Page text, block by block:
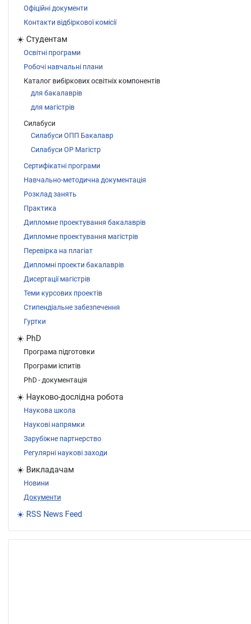
Офіційні документи
Контакти відбіркової комісії
☀️ Студентам
Освітні програми
Робочі навчальні плани
Каталог вибіркових освітніх компонентів
для бакалаврів
для магістрів
Силабуси
Силабуси ОПП Бакалавр
Силабуси ОР Магістр
Сертифікатні програми
Навчально-методична документація
Розклад занять
Практика
Дипломне проектування бакалаврів
Дипломне проектування магістрів
Перевірка на плагіат
Дипломні проекти бакалаврів
Дисертації магістрів
Теми курсових проектів
Стипендіальне забезпечення
Гуртки
☀️ PhD
Програма підготовки
Програми іспитів
PhD - документація
☀️ Науково-дослідна робота
Наукова школа
Наукові напрямки
Зарубіжне партнерство
Регулярні наукові заходи
☀️ Викладачам
Новини
Документи
☀️ RSS News Feed